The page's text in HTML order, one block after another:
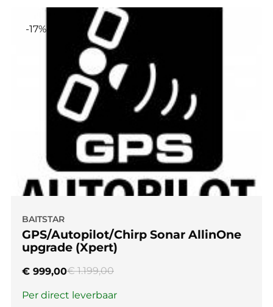
-17%
BAITSTAR
GPS/Autopilot/Chirp Sonar AllinOne
upgrade (Xpert)
€ 999,00€1.199,00
Per direct leverbaar